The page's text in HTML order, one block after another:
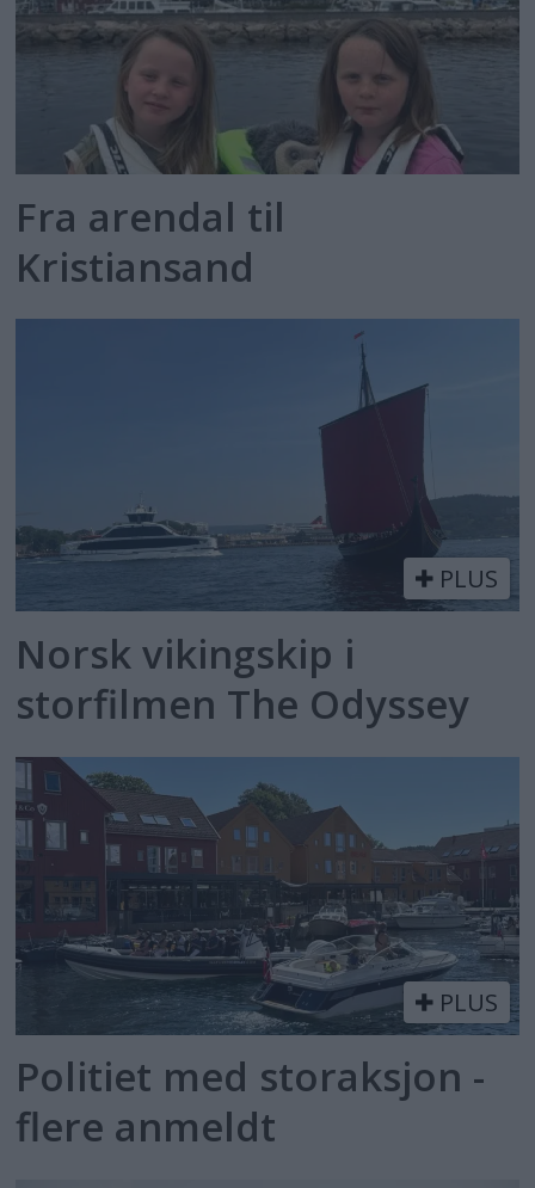
Fra arendal til
Kristiansand
PLUS
Norsk vikingskip i
storfilmen The Odyssey
PLUS
Politiet med storaksjon -
flere anmeldt